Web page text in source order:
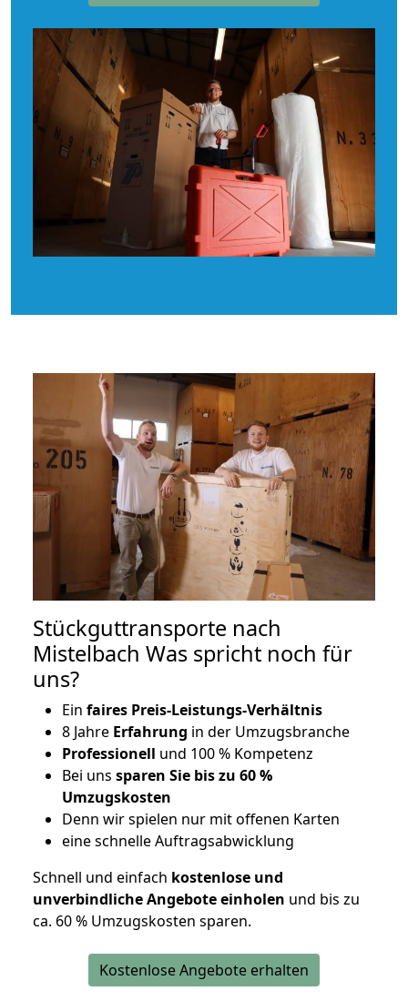
Stückguttransporte nach
Mistelbach Was spricht noch für
uns?
Ein faires Preis-Leistungs-Verhältnis
8 Jahre Erfahrung in der Umzugsbranche
Professionell und 100 % Kompetenz
Bei uns sparen Sie bis zu 60 %
Umzugskosten
Denn wir spielen nur mit offenen Karten
eine schnelle Auftragsabwicklung
Schnell und einfach kostenlose und
unverbindliche Angebote einholen und bis zu
ca. 60 % Umzugskosten sparen.
Kostenlose Angebote erhalten